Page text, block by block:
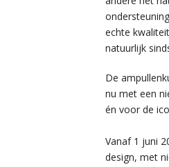
echte
natuurlijk
De
nu met een
én voor de
Vanaf 1 juni
design, met